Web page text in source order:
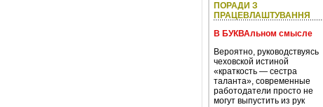
ПОРАДИ З
ПРАЦЕВЛАШТУВАННЯ
В БУКВАльном смысле
Вероятно, руководствуясь
чеховской истиной
«краткость — сестра
таланта», современные
работодатели просто не
могут выпустить из рук